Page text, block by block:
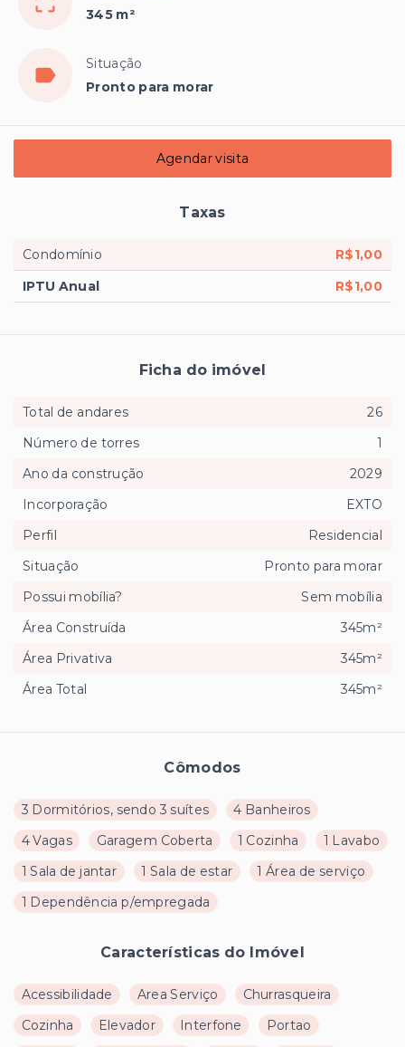
345 m²
Situação
Pronto para morar
Cômodos
3 Dormitórios, sendo 3 suítes
4 Banheiros
4 Vagas
Garagem Coberta 1 Cozinha
1 Lavabo
1 Sala de jantar
1 Sala de estar
1 Área de serviço
1 Dependência p/empregada
Características do Imóvel
Acessibilidade Area Serviço
Churrasqueira
Cozinha
Elevador Interfone
Portao
Agendar visita
Taxas
Condomínio
R$1,00
IPTU Anual
R$1,00
Ficha do imóvel
Total de andares
26
Número de torres
1
Ano da construção
2029
Incorporação
EXTO
Perfil
Residencial
Situação
Pronto para morar
Possui mobília?
Sem mobília
Área Construída
345m²
Área Privativa
345m²
Área Total
345m²